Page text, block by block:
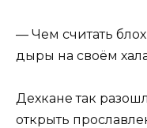
— Чем считать
дыры на своём
Дехкане так
открыть